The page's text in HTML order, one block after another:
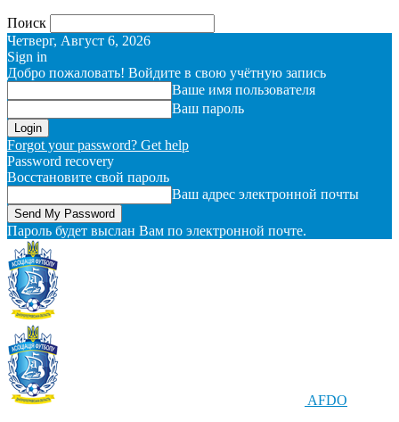
Поиск
Четверг, Август 6, 2026
Sign in
Добро пожаловать! Войдите в свою учётную запись
Ваше имя пользователя
Ваш пароль
Forgot your password? Get help
Password recovery
Восстановите свой пароль
Ваш адрес электронной почты
Пароль будет выслан Вам по электронной почте.
AFDO